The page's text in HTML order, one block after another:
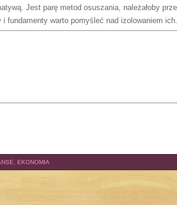
Jest parę metod osuszania, należałoby
i fundamenty warto pomyśleć nad izolowaniem ich.
EKONOMIA